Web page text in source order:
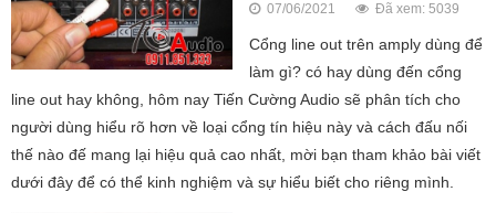
07/06/2021 Đã xem: 5039
Cổng line out trên amply dùng để
làm gì? có hay dùng đến cổng
line out hay không, hôm nay Tiến Cường Audio sẽ phân tích cho
người dùng hiểu rõ hơn về loại cổng tín hiệu này và cách đấu nối
thế nào đế mang lại hiệu quả cao nhất, mời bạn tham khảo bài viết
dưới đây để có thể kinh nghiệm và sự hiểu biết cho riêng mình.